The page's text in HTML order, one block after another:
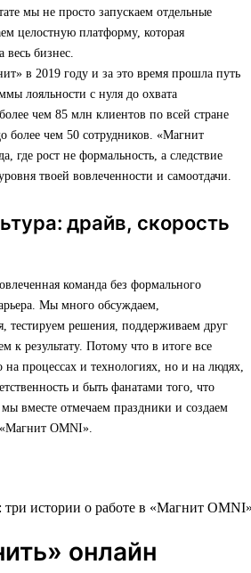
мы не просто запускаем отдельные
целостную платформу, которая
весь бизнес.
в 2019 году и за это время прошла путь
лояльности с нуля до охвата
чем 85 млн клиентов по всей стране
более чем 50 сотрудников. «Магнит
где рост не формальность, а следствие
твоей вовлеченности и самоотдачи.
драйв, скорость
команда без формального
Мы много обсуждаем,
тестируем решения, поддерживаем друг
к результату. Потому что в итоге все
на процессах и технологиях, но и на людях,
и быть фанатами того, что
вместе отмечаем праздники и создаем
OMNI».
онлайн